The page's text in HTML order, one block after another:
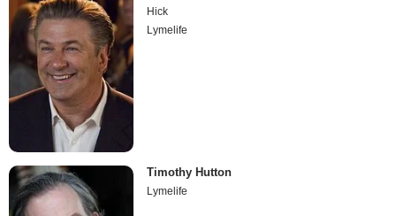
Hick
Lymelife
Timothy Hutton
Lymelife